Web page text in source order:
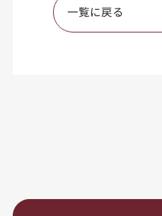
一覧に戻る